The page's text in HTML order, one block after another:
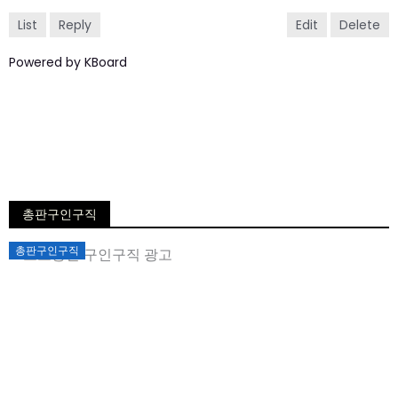
List
Reply Edit Delete
Powered by KBoard
총판구인구직
총판구인구직
Posted
on